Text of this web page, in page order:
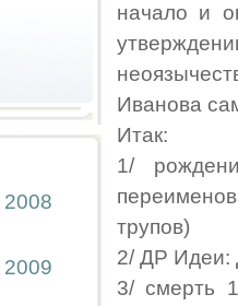
2008
2009
начало и
Иванова
Итак:
1/
трупов)
2/ ДР Идеи:
3/ смерть